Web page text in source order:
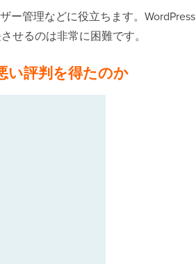
ー管理などに役立ちます。WordPress
せるのは非常に困難です。
い評判を得たのか